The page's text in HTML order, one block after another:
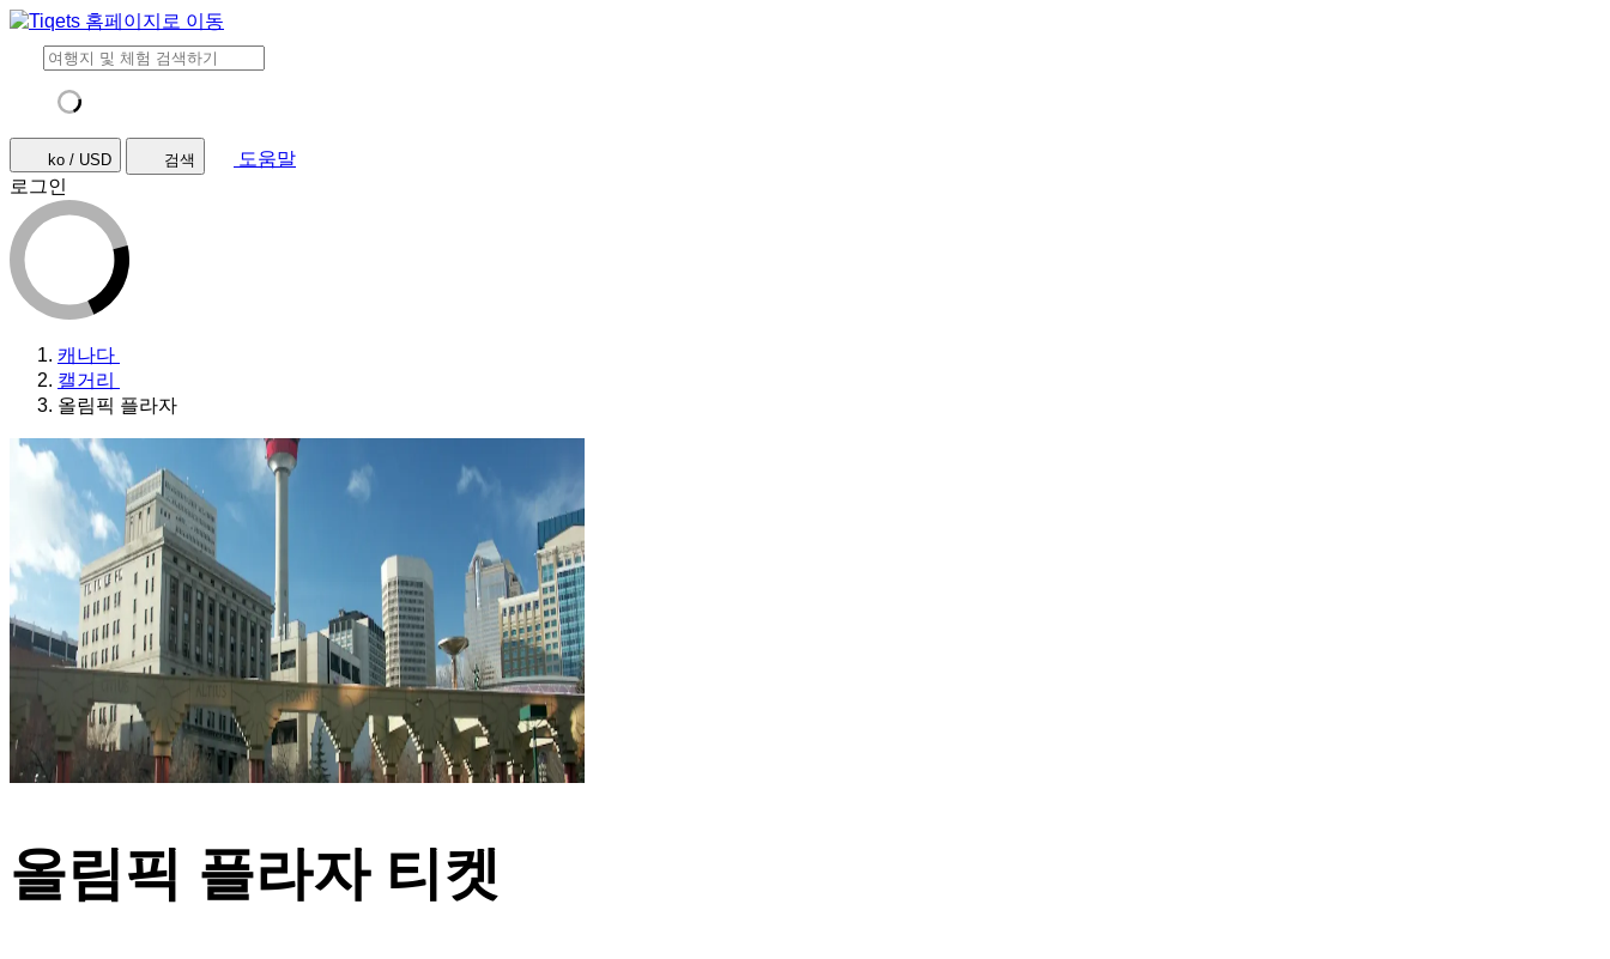
ko / USD 검색
도움말
로그인
캐나다
캘거리
올림픽 플라자
올림픽 플라자 티켓